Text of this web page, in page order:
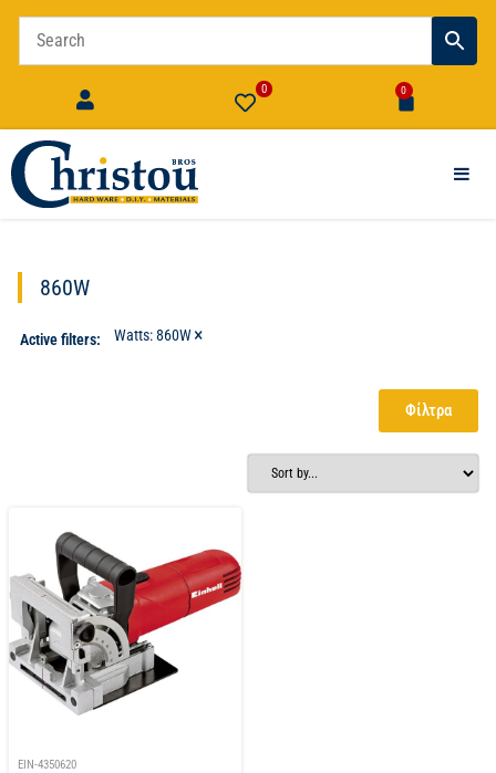
0 0
860W
Active filters: Watts:860W×
Φίλτρα
EIN-4350620